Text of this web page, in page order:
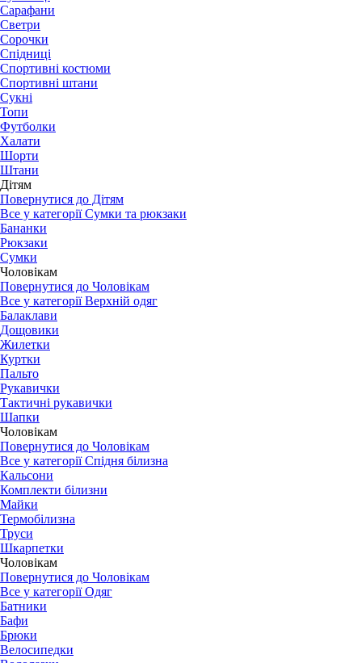
Сарафани
Светри
Сорочки
Спідниці
Спортивні костюми
Спортивні штани
Сукні
Топи
Футболки
Халати
Шорти
Штани
Дітям
Повернутися до Дітям
Все у категорії Сумки та рюкзаки
Бананки
Рюкзаки
Сумки
Чоловікам
Повернутися до Чоловікам
Все у категорії Верхній одяг
Балаклави
Дощовики
Жилетки
Куртки
Пальто
Рукавички
Тактичні рукавички
Шапки
Чоловікам
Повернутися до Чоловікам
Все у категорії Спідня білизна
Кальсони
Комплекти білизни
Майки
Термобілизна
Труси
Шкарпетки
Чоловікам
Повернутися до Чоловікам
Все у категорії Одяг
Батники
Бафи
Брюки
Велосипедки